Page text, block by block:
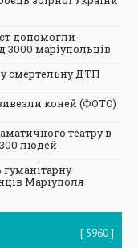
допомогли
3000 маріупольців
смертельну ДТП
коней (ФОТО)
театру в
людей
Маріуполя
5960